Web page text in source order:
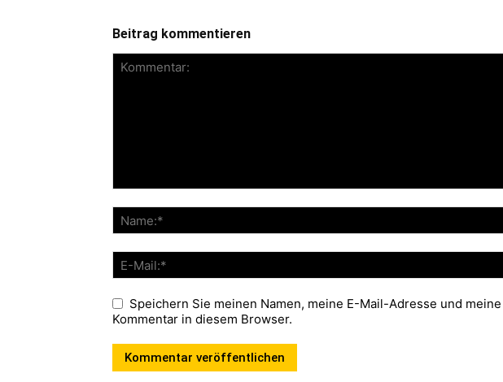
Beitrag kommentieren
Speichern Sie meinen Namen, meine E-Mail-Adresse und
Kommentar in diesem Browser.